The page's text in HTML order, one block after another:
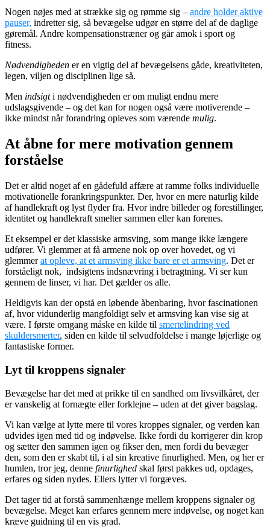
Nogen nøjes med at strække sig og rømme sig – andre holder aktive
pauser, indretter sig, så bevægelse udgør en større del af de daglige
gøremål. Andre kompensationstræner og går amok i sport og
fitness.
Nødvendigheden er en vigtig del af bevægelsens gåde, kreativiteten,
legen, viljen og disciplinen lige så.
Men indsigti nødvendigheden er om muligt endnu mere
udslagsgivende – og det kan for nogen også være motiverende –
ikke mindst når forandring opleves som værende mulig.
At åbne for mere motivation gennem
forståelse
Det er altid noget af en gådefuld affære at ramme folks individuelle
motivationelle forankringspunkter. Der, hvor en mere naturlig kilde
af handlekraft og lyst flyder fra. Hvor indre billeder og forestillinger,
identitet og handlekraft smelter sammen eller kan forenes.
Et eksempel er det klassiske armsving, som mange ikke længere
udfører. Vi glemmer at få armene nok op over hovedet, og vi
glemmerat opleve, at et armsving ikke bare er et armsving. Det er
forståeligt nok, indsigtens indsnævring i betragtning. Vi ser kun
gennem de linser, vi har. Det gælder os alle.
Heldigvis kan der opstå en løbende åbenbaring, hvor fascinationen
af, hvor vidunderlig mangfoldigt selv et armsving kan vise sig at
være. I første omgang måske en kilde til smertelindring ved
skuldersmerter, siden en kilde til selvudfoldelse i mange løjerlige og
fantastiske former.
Lyt til kroppens signaler
Bevægelse har det med at prikke til en sandhed om livsvilkåret, der
er vanskelig at fornægte eller forklejne – uden at det giver bagslag.
Vi kan vælge at lytte mere til vores kroppes signaler, og verden kan
udvides igen med tid og indøvelse. Ikke fordi du korrigerer din krop
og sætter den sammen igen og fikser den, men fordi du bevæger
den, som den er skabt til, i al sin kreative finurlighed. Men, og her er
humlen, tror jeg, denne finurlighed skal først pakkes ud, opdages,
erfares og siden nydes. Ellers lytter vi forgæves.
Det tager tid at forstå sammenhænge mellem kroppens signaler og
bevægelse. Meget kan erfares gennem mere indøvelse, og noget kan
kræve guidning til en vis grad.